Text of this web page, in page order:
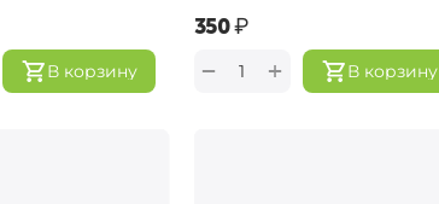
В корзину
‍350‍₽
В корзину
+
−